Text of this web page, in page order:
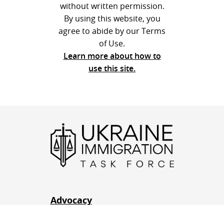
without written permission.
By using this website, you
agree to abide by our Terms
of Use.
Learn more about how to
use this site.
Advocacy